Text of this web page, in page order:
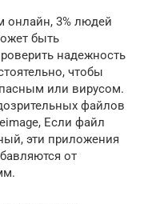
онлайн, 3% людей
быть
надежность
чтобы
или вирусом.
файлов
Если файл
эти приложения
от